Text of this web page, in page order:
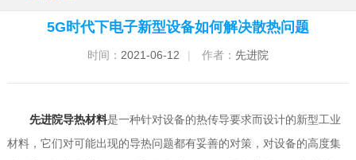
5G时代下电子新型设备如何解决散热问题
时间： 2021-06-12 | 作者： 先进院
先进院导热材料是一种针对设备的热传导要求而设计的新型工业
材料，它们对可能出现的导热问题都有妥善的对策，对设备的高度集